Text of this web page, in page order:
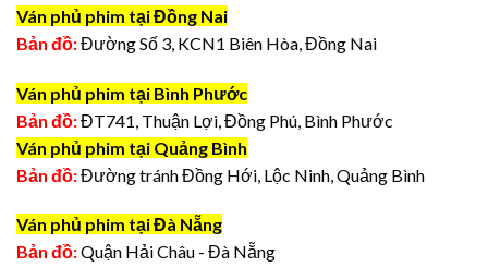
Ván phủ phim tại Đồng Nai
Bản đồ:Đường Số 3, KCN1 Biên Hòa, Đồng Nai
Ván phủ phim tại Bình Phước
Bản đồ:ĐT741, Thuận Lợi, Đồng Phú, Bình Phước
Ván phủ phim tại Quảng Bình
Bản đồ:Đường tránh Đồng Hới, Lộc Ninh, Quảng Bình
Ván phủ phim tại Đà Nẵng
Bản đồ:Quận Hải Châu - Đà Nẵng